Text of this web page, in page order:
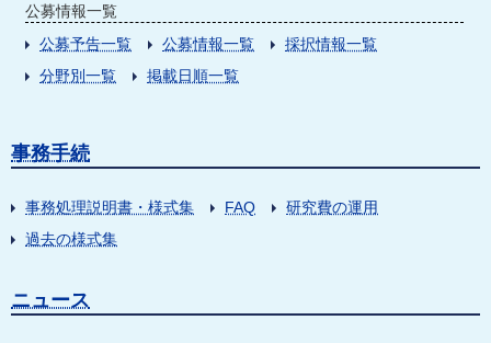
公募情報一覧
公募予告一覧
公募情報一覧
採択情報一覧
分野別一覧
掲載日順一覧
事務手続
事務処理説明書・様式集 FAQ
研究費の運用
過去の様式集
ニュース